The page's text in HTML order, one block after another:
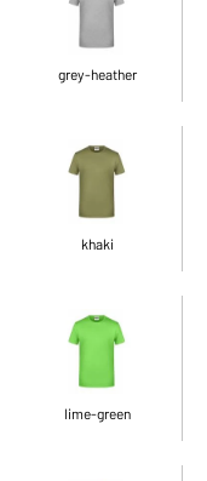
grey-heather
khaki
lime-green